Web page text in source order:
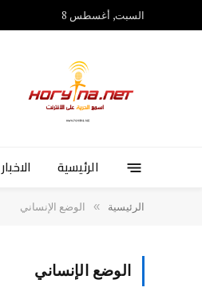
السبت, أغسطس 8
الرئيسية الاخبار
الرئيسية » الوضع الإنساني
الوضع الإنساني